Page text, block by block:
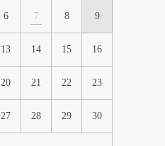
6 7 8 9
13 14 15 16
20 21 22 23
27 28 29 30